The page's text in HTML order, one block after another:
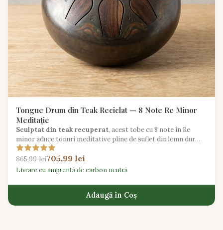
Tongue Drum din Teak Reciclat — 8 Note Re Minor
Meditație
Sculptat din teak recuperat, acest tobe cu 8 note în Re
minor aduce tonuri meditative pline de suflet din lemn dur
recuperat sustenabil.
865,99 lei705,99 lei
Livrare cu amprentă de carbon neutră
Adaugă în Coș